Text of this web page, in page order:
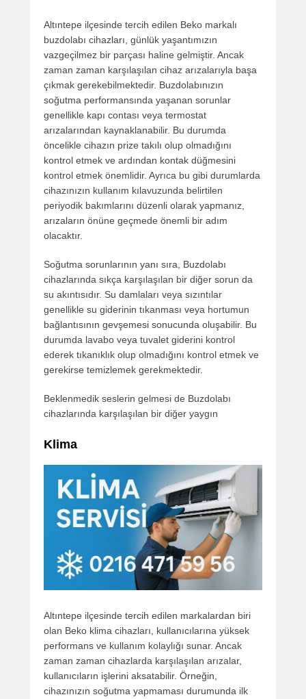
Altıntepe ilçesinde tercih edilen Beko markalı
buzdolabı cihazları, günlük yaşantımızın
vazgeçilmez bir parçası haline gelmiştir. Ancak
zaman zaman karşılaşılan cihaz arızalarıyla başa
çıkmak gerekebilmektedir. Buzdolabınızın
soğutma performansında yaşanan sorunlar
genellikle kapı contası veya termostat
arızalarından kaynaklanabilir. Bu durumda
öncelikle cihazın prize takılı olup olmadığını
kontrol etmek ve ardından kontak düğmesini
kontrol etmek önemlidir. Ayrıca bu gibi durumlarda
cihazınızın kullanım kılavuzunda belirtilen
periyodik bakımlarını düzenli olarak yapmanız,
arızaların önüne geçmede önemli bir adım
olacaktır.
Soğutma sorunlarının yanı sıra, Buzdolabı
cihazlarında sıkça karşılaşılan bir diğer sorun da
su akıntısıdır. Su damlaları veya sızıntılar
genellikle su giderinin tıkanması veya hortumun
bağlantısının gevşemesi sonucunda oluşabilir. Bu
durumda lavabo veya tuvalet giderini kontrol
ederek tıkanıklık olup olmadığını kontrol etmek ve
gerekirse temizlemek gerekmektedir.
Beklenmedik seslerin gelmesi de Buzdolabı
cihazlarında karşılaşılan bir diğer yaygın
Klima
Altıntepe ilçesinde tercih edilen markalardan biri
olan Beko klima cihazları, kullanıcılarına yüksek
performans ve kullanım kolaylığı sunar. Ancak
zaman zaman cihazlarda karşılaşılan arızalar,
kullanıcıların işlerini aksatabilir. Örneğin,
cihazınızın soğutma yapmaması durumunda ilk